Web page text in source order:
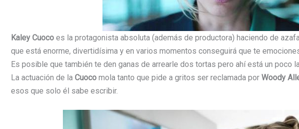
Kaley Cuoco es la protagonista absoluta (además de productora) haciendo de
que está enorme, divertidísima y en varios momentos conseguirá que te
Es posible que también te den ganas de arrearle dos tortas pero ahí está un poco
La actuación de la Cuoco mola tanto que pide a gritos ser reclamada por Woody
esos que solo él sabe escribir.